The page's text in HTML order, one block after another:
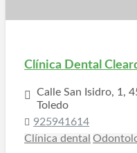
Clínica Dental
Calle San Isidro, 1,
Toledo
925941614
Clínica dental